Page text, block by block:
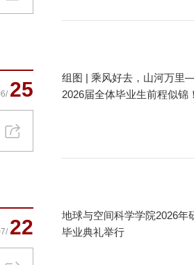
25
组图 | 乘风好去，山河万
2026届全体毕业生前程似锦！
22
地球与空间科学学院2026年
毕业典礼举行